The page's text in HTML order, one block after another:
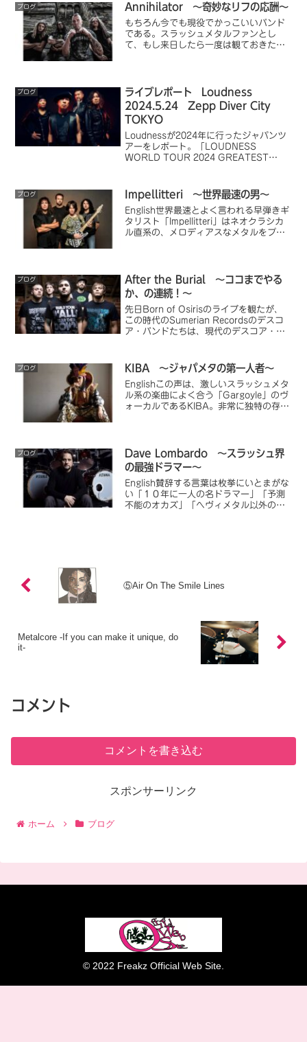
ブログ Annihilator ～奇妙なリフの応酬～
もちろん今でも現役でかっこいいバンド
である。スラッシュメタルファンとし
て、もし来日したら一度は観ておきたい
高の存在だったんだよな。
ブログ
ライブレポート Loudness
2024.5.24 Zepp Diver City
TOKYO
Loudnessが2024年に行ったジャパンツ
アーをレポート。「LOUDNESS
WORLD TOUR 2024 GREATEST
Youtube動画を埋め込んでいるので、予
習または暇つぶし、振り返りに最適で
す。
ブログ Impellitteri ～世界最速の男～
English世界最速とよく言われる早弾きギ
タリスト「Impellitteri」はネオクラシカ
ル直系の、メロディアスなメタルをプレ
ブログ
After the Burial ～ココまでやる
か、の連続！～
先日Born of Osirisのライブを観たが、
この時代のSumerian Recordsのデスコ
ア・バンドたちは、現代のデスコア・バ
む美しいメロディ等が特徴。
ブログ KIBA ～ジャパメタの第一人者～
Englishこの声は、激しいスラッシュメタ
ル系の楽曲によく合う「Gargoyle」のヴ
ォーカルであるKIBA。非常に独特の存在
とも...
ブログ
Dave Lombardo ～スラッシュ界
の最強ドラマー～
English賛辞する言葉は枚挙にいとまがな
い「１０年に一人の名ドラマー」「予測
不能のオカズ」「へヴィメタル以外のド
⑤Air On The Smile Lines
Metalcore -If you can make it unique, do
it-
コメント
コメントを書き込む
スポンサーリンク
ホーム ブログ
© 2022 Freakz Official Web Site.